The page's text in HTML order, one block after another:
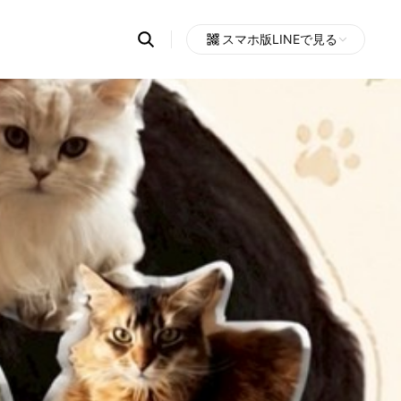
Search
OpenChats
messages
search
area
スマホ版LINEで見る